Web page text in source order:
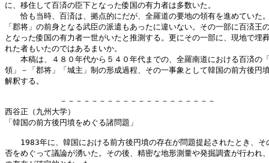
に、移住して百済の臣下となった倭国の有力者は多数いた。
恰も当時、百済は、拠点的にだが、全羅道の要地の領有を進めていた
「郡将」の前身となる武臣の派遣もあったに違いない。その一部に百済王
となった倭国の有力者一世がいたと推測する。更にその一部に、現地で埋
れた者もいたのではあるまいか。
本稿は、４８０年代から５４０年代までの、全羅南道における百済の
領」－「郡将」「城主」制の形成過程、その一事象として韓国の前方後円
解釈する。
－－－－－－－－－－－－－－－－－－－－
西谷正（九州大学）
「韓国の前方後円墳をめぐる諸問題」
1983年に、韓国における前方後円墳の存在が問題提起されたとき、そ
否をめぐって議論が湧いた。その後、精密な地形測量や発掘調査が行われ